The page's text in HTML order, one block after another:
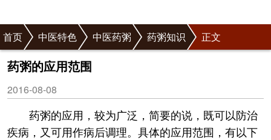
首页 中医特色 中医药粥 药粥知识 正文
药粥的应用范围
2016-08-08
药粥的应用，较为广泛，简要的说，既可以防治
疾病，又可用作病后调理。具体的应用范围，有以下